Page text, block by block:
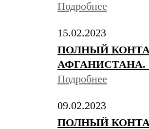
Подробнее
15.02.2023
ПОЛНЫЙ
АФГАНИСТАНА.
Подробнее
09.02.2023
ПОЛНЫЙ